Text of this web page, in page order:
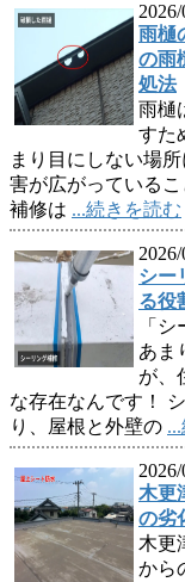
雨樋
の雨
処法
雨樋
すた
まり目にしない場
害が広がっている
補修は ...続きを読む
シー
る役
「
あま
が、
な存在なんです！
り、屋根と外壁の
木更
の劣
木更
から